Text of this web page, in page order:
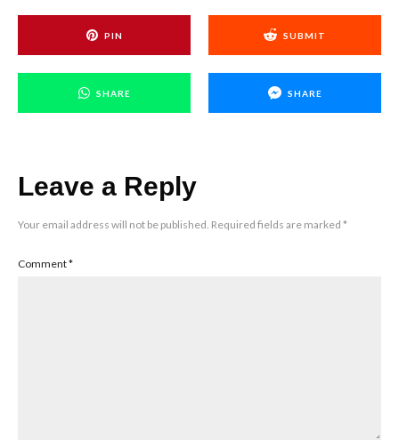
PIN SUBMIT
SHARE SHARE
Leave a Reply
Your email address will not be published. Required fields are marked *
Comment*